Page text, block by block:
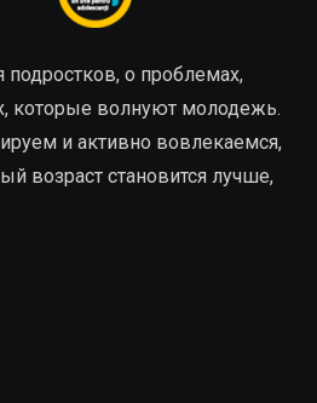
подростков, о проблемах,
которые волнуют молодежь.
и активно вовлекаемся,
возраст становится лучше,